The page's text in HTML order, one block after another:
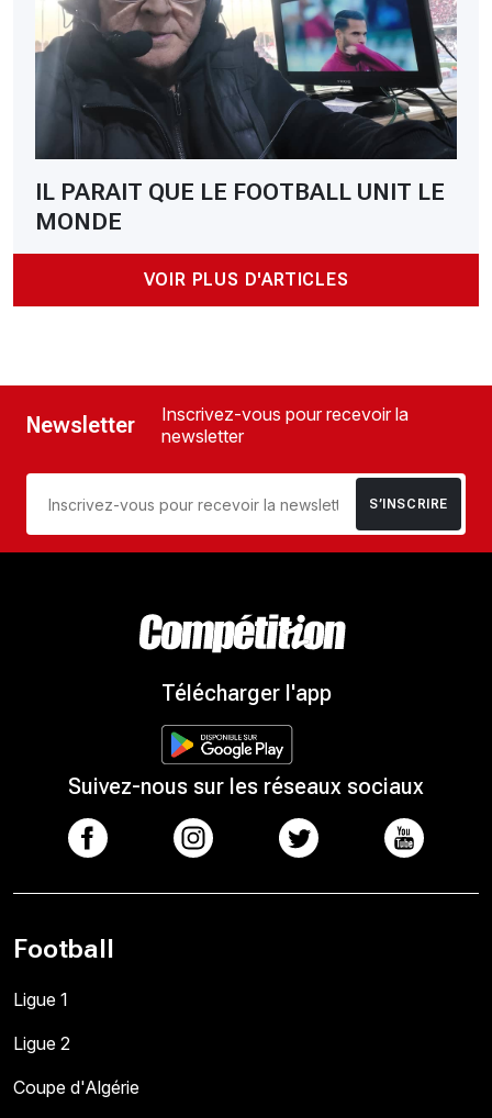
IL PARAIT QUE LE FOOTBALL UNIT LE
MONDE
VOIR PLUS D'ARTICLES
Newsletter
Inscrivez-vous pour recevoir la
newsletter
S’INSCRIRE
Télécharger l'app
Suivez-nous sur les réseaux sociaux
Football
Ligue 1
Ligue 2
Coupe d'Algérie